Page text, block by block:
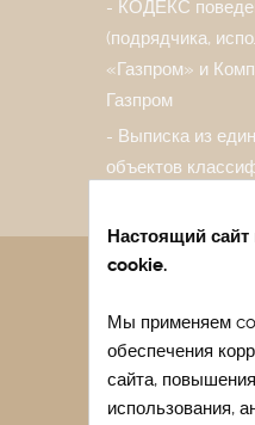
КОДЕКС
(подрядчика,
«Газпром» и
Газпром
Выписка из
объектов
Лечение в
Отдых в
Отдых в
Настоящий
cookie.
Мы применяем
обеспечения
сайта,
использования,